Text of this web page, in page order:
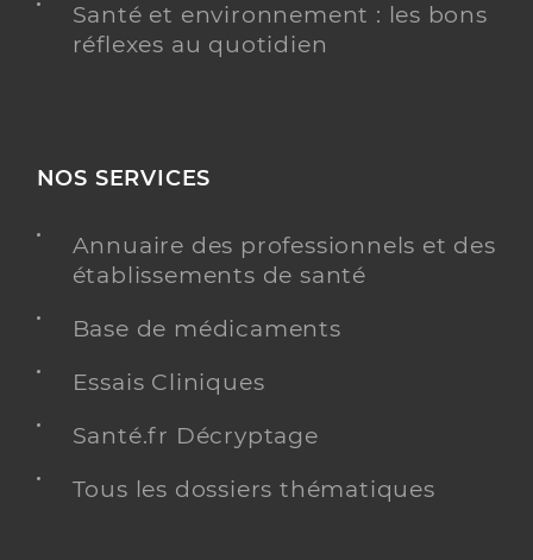
Santé et environnement : les bons
réflexes au quotidien
NOS SERVICES
Annuaire des professionnels et des
établissements de santé
Base de médicaments
Essais Cliniques
Santé.fr Décryptage
Tous les dossiers thématiques